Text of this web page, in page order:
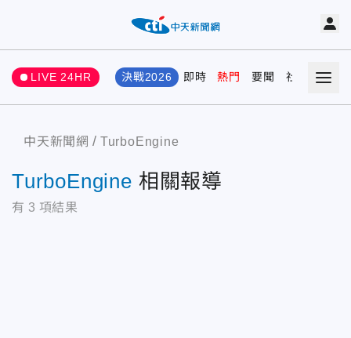
LIVE 24HR 決戰2026 即時 熱門 要聞 社會 娛樂
中天新聞網 TurboEngine
TurboEngine 相關報導
有 3 項結果